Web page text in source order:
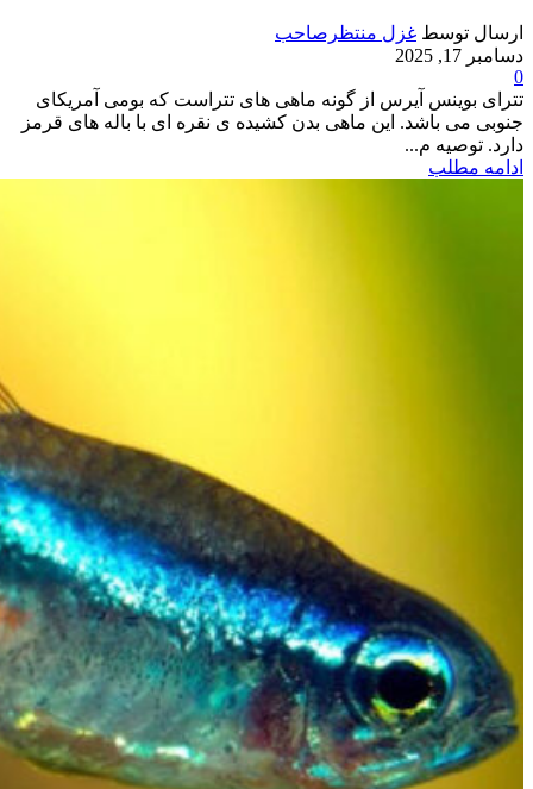
ارسال توسط غزل منتظرصاحب
دسامبر 17, 2025
0
تترای بوینس آیرس از گونه ماهی های تتراست که بومی آمریکای
جنوبی می باشد. این ماهی بدن کشیده ی نقره ای با باله های قرمز
دارد. توصیه م...
ادامه مطلب